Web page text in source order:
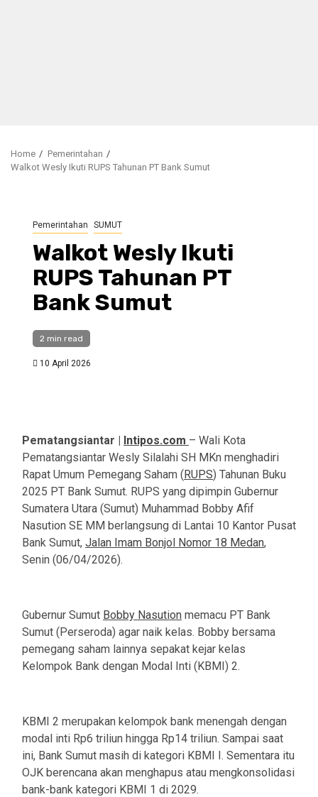
Home
Pemerintahan
Walkot Wesly Ikuti RUPS Tahunan PT Bank Sumut
Pemerintahan SUMUT
Walkot Wesly Ikuti
RUPS Tahunan PT
Bank Sumut
2 min read
10 April 2026
Pematangsiantar | Intipos.com – Wali Kota
Pematangsiantar Wesly Silalahi SH MKn menghadiri
Rapat Umum Pemegang Saham (RUPS) Tahunan Buku
2025 PT Bank Sumut. RUPS yang dipimpin Gubernur
Sumatera Utara (Sumut) Muhammad Bobby Afif
Nasution SE MM berlangsung di Lantai 10 Kantor Pusat
Bank Sumut, Jalan Imam Bonjol Nomor 18 Medan,
Senin (06/04/2026).
Gubernur Sumut Bobby Nasution memacu PT Bank
Sumut (Perseroda) agar naik kelas. Bobby bersama
pemegang saham lainnya sepakat kejar kelas
Kelompok Bank dengan Modal Inti (KBMI) 2.
KBMI 2 merupakan kelompok bank menengah dengan
modal inti Rp6 triliun hingga Rp14 triliun. Sampai saat
ini, Bank Sumut masih di kategori KBMI I. Sementara itu
OJK berencana akan menghapus atau mengkonsolidasi
bank-bank kategori KBMI 1 di 2029.